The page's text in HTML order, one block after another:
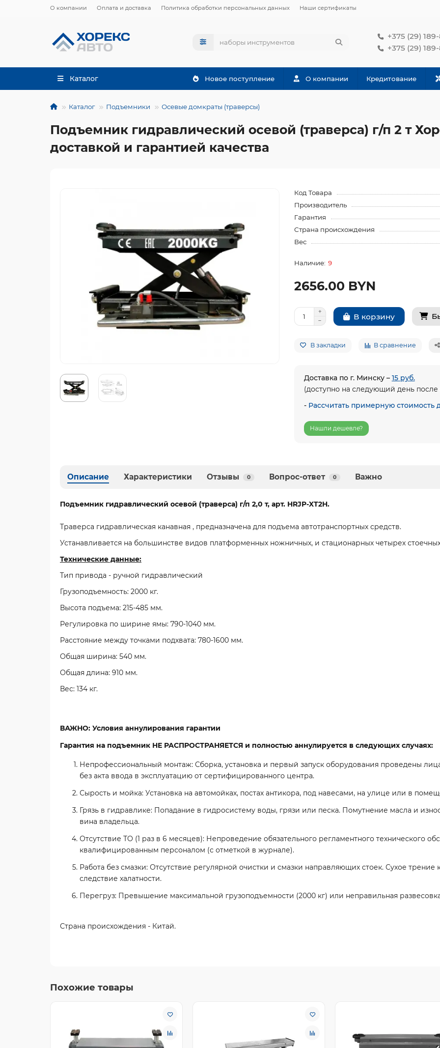
О компании Оплата и доставка Политика обработки персональных данных Наши сертификаты
+375 (29)
+375 (29)
Каталог Новое поступление О компании Кредитование
Каталог Подъемники Осевые домкраты (траверсы)
Подъемник гидравлический осевой (траверса) г/п 2 т
доставкой и гарантией качества
Код Товара
Производитель
Гарантия
Страна происхождения
Вес
9
2656.00 BYN
В корзину
В закладки В сравнение
Доставка по г. Минску – 15 руб.
(доступно на следующий день после
- Рассчитать примерную стоимость
Нашли дешевле?
Описание Характеристики Отзывы 0 Вопрос-ответ 0 Важно
Подъемник гидравлический осевой (траверса) г/п 2,0 т, арт. HRJP-XT2H.
Траверса гидравлическая канавная , предназначена для подъема автотранспортных средств.
Устанавливается на большинстве видов платформенных ножничных, и стационарных четырех
Технические данные:
Тип привода - ручной гидравлический
Грузоподъемность: 2000 кг.
Высота подъема: 215-485 мм.
Регулировка по ширине ямы: 790-1040 мм.
Расстояние между точками подхвата: 780-1600 мм.
Общая ширина: 540 мм.
Общая длина: 910 мм.
Вес: 134 кг.
ВАЖНО: Условия аннулирования гарантии
Гарантия на подъемник НЕ РАСПРОСТРАНЯЕТСЯ и полностью аннулируется в следующих случаях:
Непрофессиональный монтаж: Сборка, установка и первый запуск оборудования проведены
без акта ввода в эксплуатацию от сертифицированного центра.
Сырость и мойка: Установка на автомойках, постах антикора, под навесами, на улице или в
Грязь в гидравлике: Попадание в гидросистему воды, грязи или песка. Помутнение масла и
вина владельца.
Отсутствие ТО (1 раз в 6 месяцев): Непроведение обязательного регламентного технического
квалифицированным персоналом (с отметкой в журнале).
Работа без смазки: Отсутствие регулярной очистки и смазки направляющих стоек. Сухое
следствие халатности.
Перегруз: Превышение максимальной грузоподъемности (2000 кг) или неправильная
Страна происхождения - Китай.
Похожие товары